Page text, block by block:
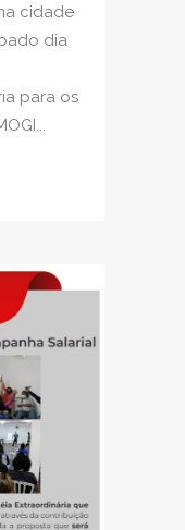
cidade
dia
para os